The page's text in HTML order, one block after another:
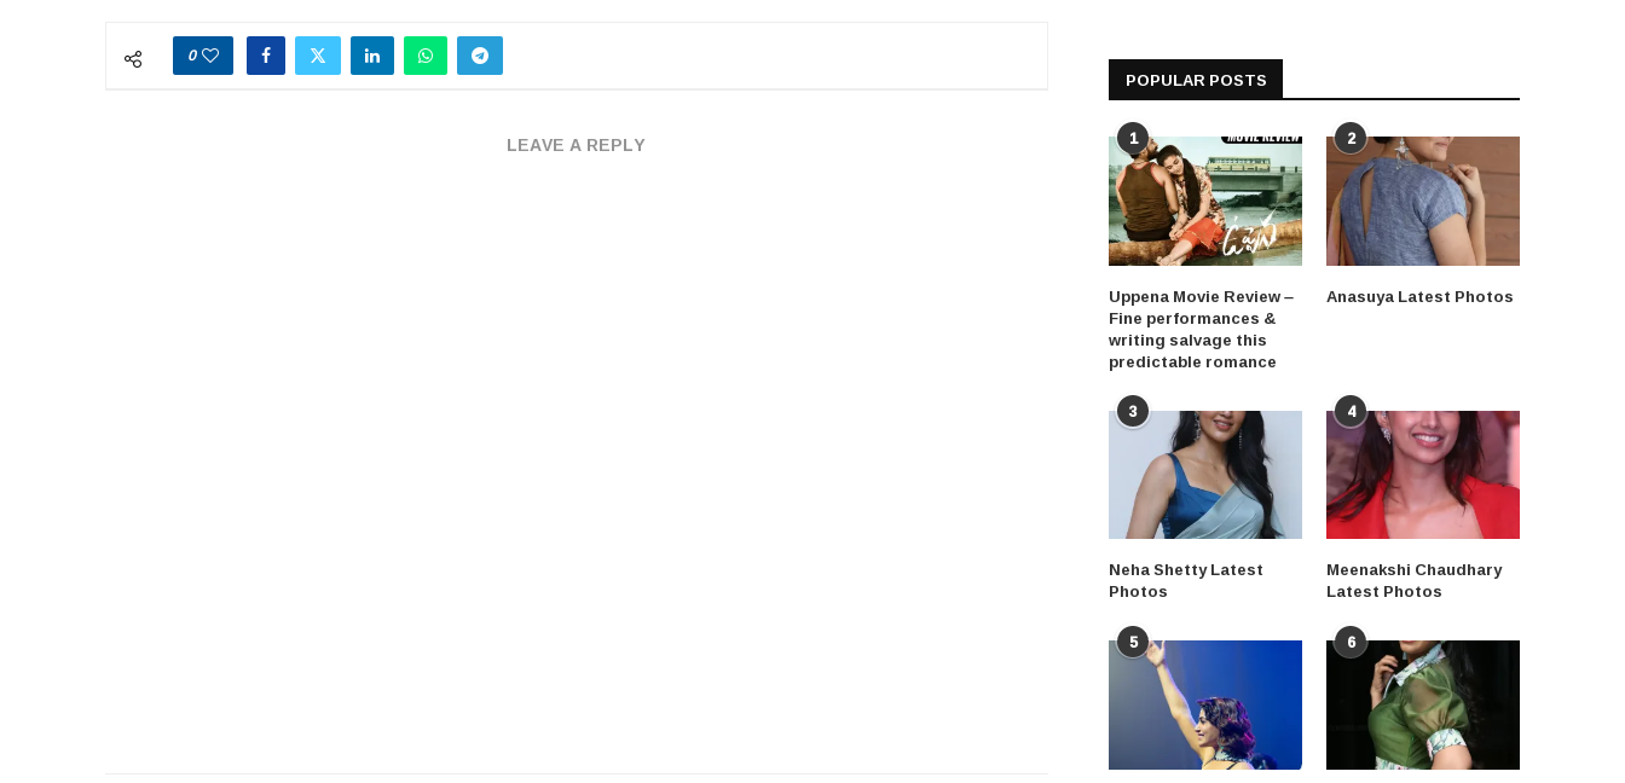
0
LEAVE A REPLY
POPULAR POSTS
1
Uppena Movie Review –
Fine performances &
writing salvage this
predictable romance
2
Anasuya Latest Photos
3
Neha Shetty Latest
Photos
4
Meenakshi Chaudhary
Latest Photos
5 6